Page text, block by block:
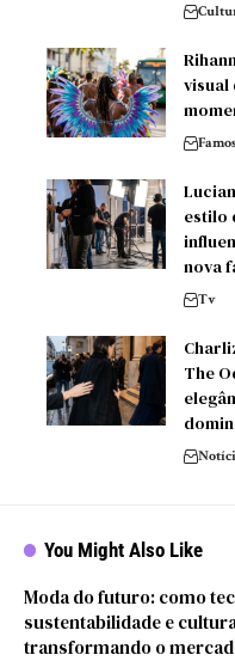
visual
estilo
nova
Tv
The
You Might Also Like
Moda do futuro: como
sustentabilidade e
transformando o